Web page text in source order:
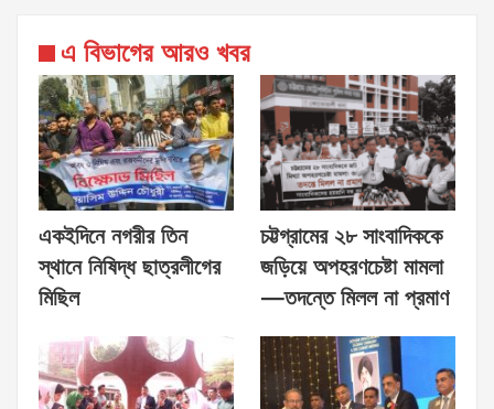
এ বিভাগের আরও খবর
একইদিনে নগরীর তিন
স্থানে নিষিদ্ধ ছাত্রলীগের
মিছিল
চট্টগ্রামের ২৮ সাংবাদিককে
জড়িয়ে অপহরণচেষ্টা মামলা
—তদন্তে মিলল না প্রমাণ